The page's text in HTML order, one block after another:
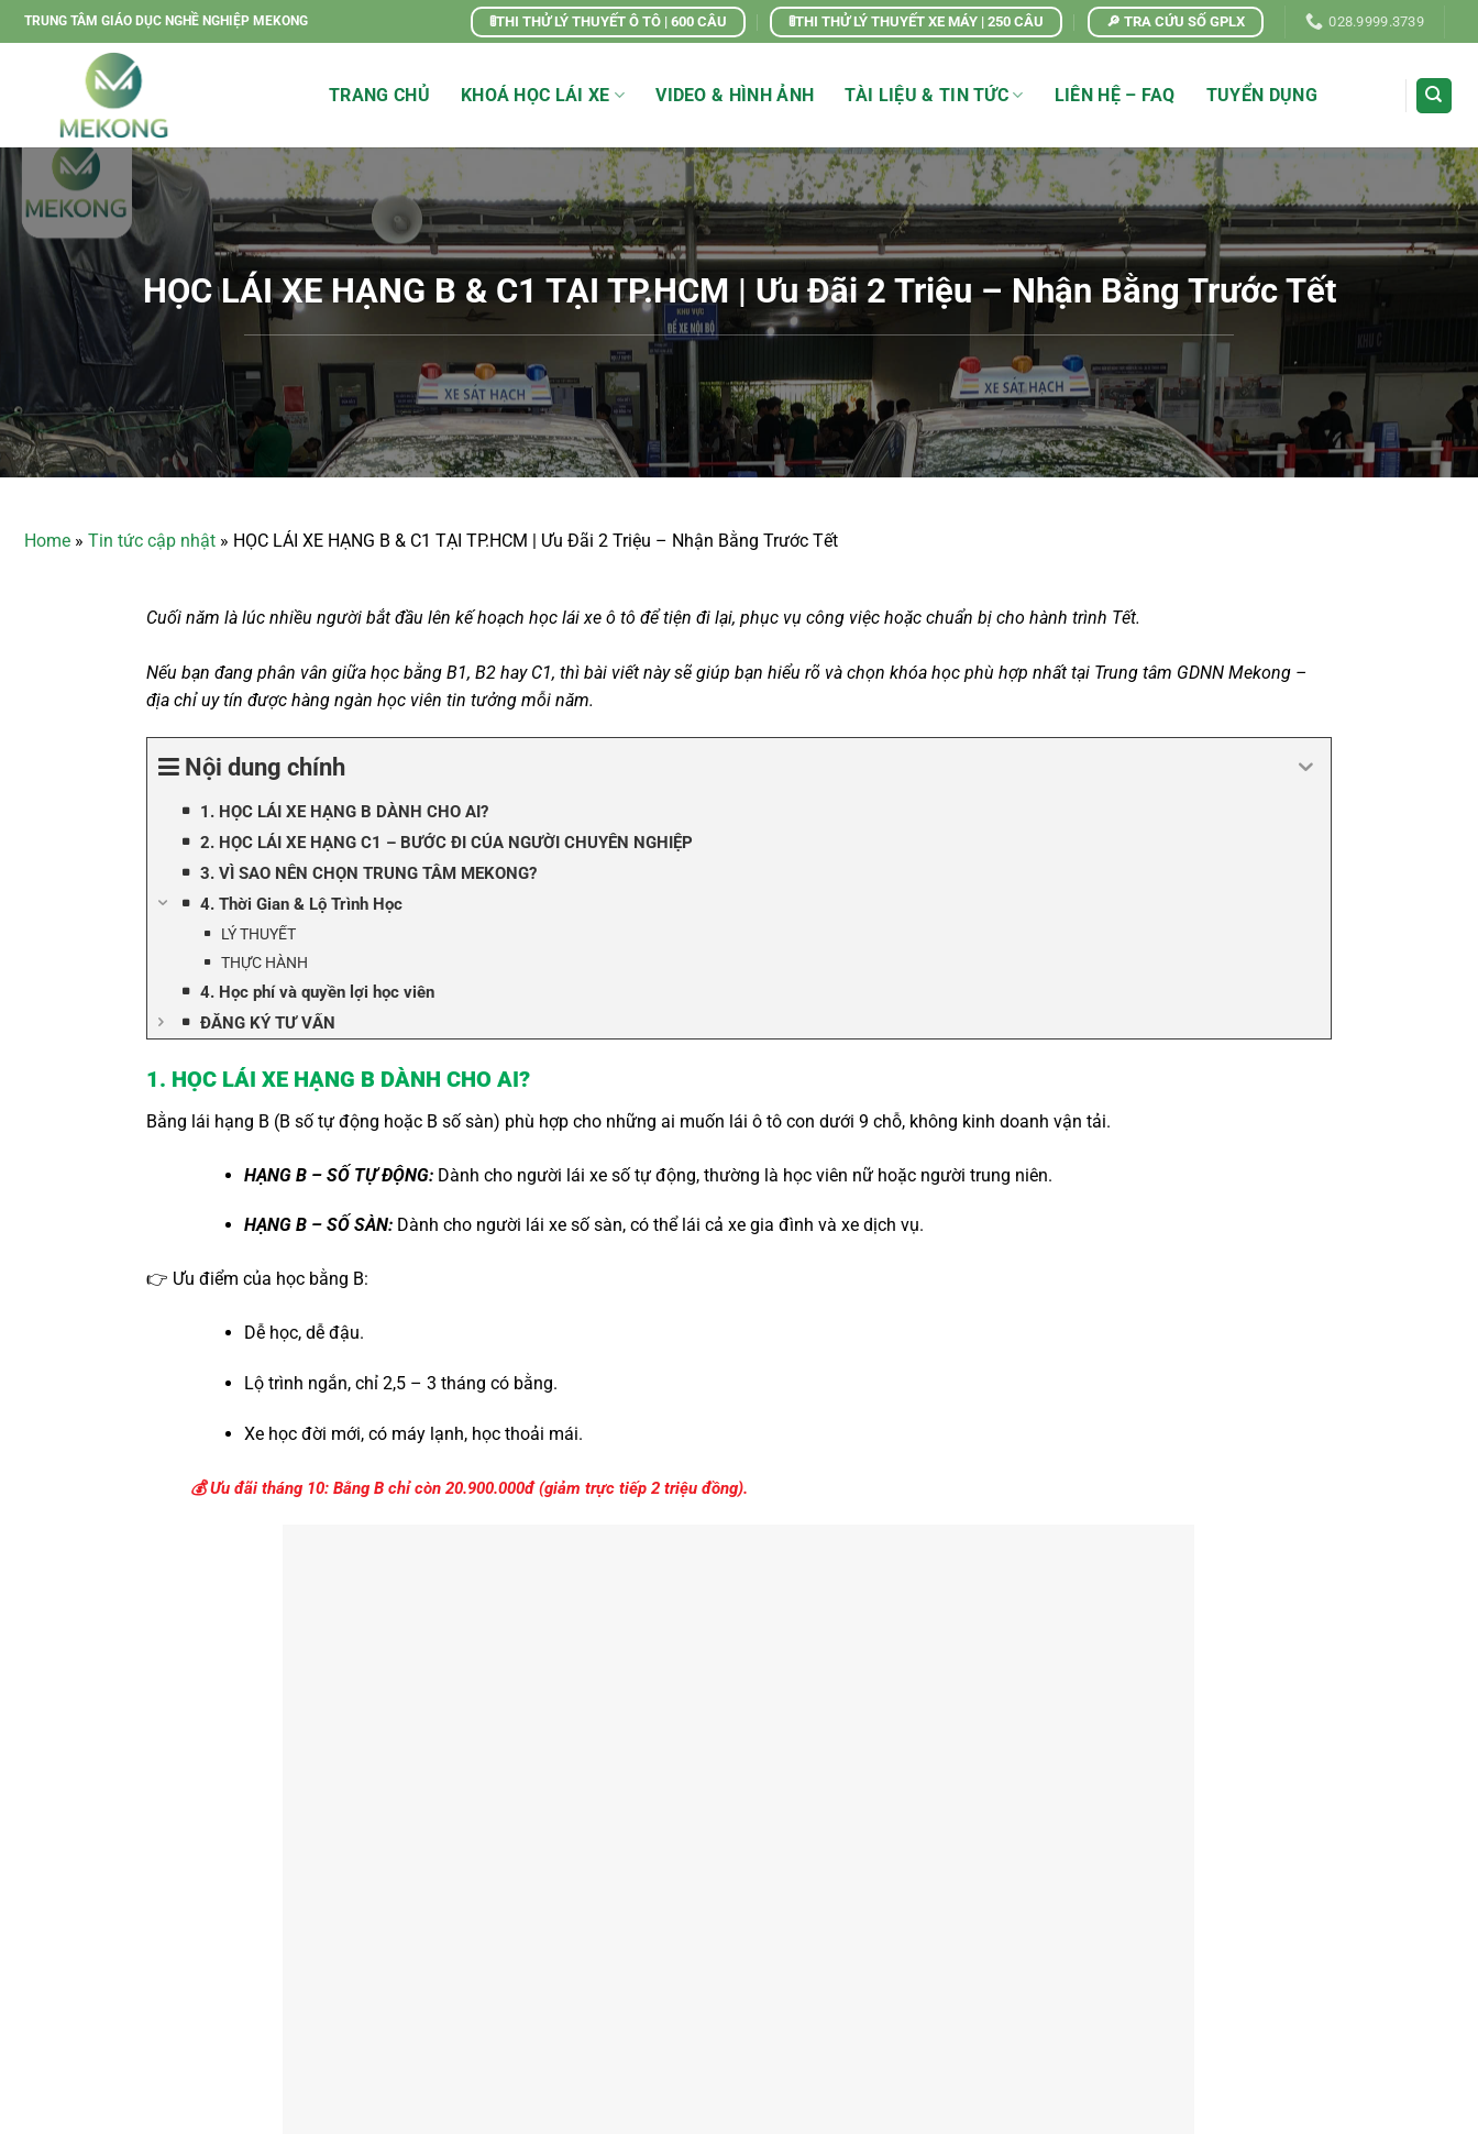
Chuyển
đến
TRUNG TÂM GIÁO DỤC NGHỀ NGHIỆP MEKONG 🚦THI THỬ LÝ THUYẾT Ô TÔ | 600 CÂU 🚦THI THỬ LÝ THUYẾT XE MÁY | 250 CÂU 🔎 TRA CỨU SỐ GPLX 028.9999.3739
TRANG CHỦ KHOÁ HỌC LÁI XE VIDEO & HÌNH ẢNH TÀI LIỆU & TIN TỨC LIÊN HỆ – FAQ TUYỂN DỤNG
HỌC LÁI XE HẠNG B & C1 TẠI TP.HCM | Ưu Đãi 2 Triệu – Nhận Bằng Trước Tết
Home » Tin tức cập nhật » HỌC LÁI XE HẠNG B & C1 TẠI TP.HCM | Ưu Đãi 2 Triệu – Nhận Bằng Trước Tết
Cuối năm là lúc nhiều người bắt đầu lên kế hoạch học lái xe ô tô để tiện đi lại, phục vụ công việc hoặc chuẩn bị cho hành trình Tết.
Nếu bạn đang phân vân giữa học bằng B1, B2 hay C1, thì bài viết này sẽ giúp bạn hiểu rõ và chọn khóa học phù hợp nhất tại Trung tâm GDNN Mekong –
địa chỉ uy tín được hàng ngàn học viên tin tưởng mỗi năm.
Nội dung chính
1. HỌC LÁI XE HẠNG B DÀNH CHO AI?
2. HỌC LÁI XE HẠNG C1 – BƯỚC ĐI CỦA NGƯỜI CHUYÊN NGHIỆP
3. VÌ SAO NÊN CHỌN TRUNG TÂM MEKONG?
4. Thời Gian & Lộ Trình Học
LÝ THUYẾT
THỰC HÀNH
4. Học phí và quyền lợi học viên
ĐĂNG KÝ TƯ VẤN
1. HỌC LÁI XE HẠNG B DÀNH CHO AI?
Bằng lái hạng B (B số tự động hoặc B số sàn) phù hợp cho những ai muốn lái ô tô con dưới 9 chỗ, không kinh doanh vận tải.
HẠNG B – SỐ TỰ ĐỘNG: Dành cho người lái xe số tự động, thường là học viên nữ hoặc người trung niên.
HẠNG B – SỐ SÀN: Dành cho người lái xe số sàn, có thể lái cả xe gia đình và xe dịch vụ.
👉 Ưu điểm của học bằng B:
Dễ học, dễ đậu.
Lộ trình ngắn, chỉ 2,5 – 3 tháng có bằng.
Xe học đời mới, có máy lạnh, học thoải mái.
💰 Ưu đãi tháng 10: Bằng B chỉ còn 20.900.000đ (giảm trực tiếp 2 triệu đồng).